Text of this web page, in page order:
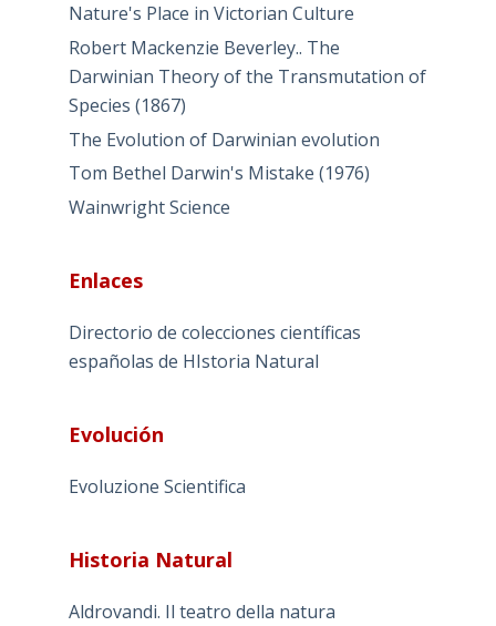
Nature's Place in Victorian Culture
Robert Mackenzie Beverley.. The
Darwinian Theory of the Transmutation of
Species (1867)
The Evolution of Darwinian evolution
Tom Bethel Darwin's Mistake (1976)
Wainwright Science
Enlaces
Directorio de colecciones científicas
españolas de HIstoria Natural
Evolución
Evoluzione Scientifica
Historia Natural
Aldrovandi. Il teatro della natura